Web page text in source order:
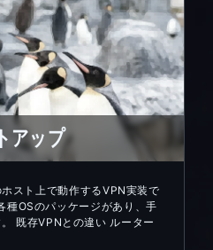
アップ
スト上で動作するVPN実装で
OSのパッケージがあり、手
既存VPNとの違い ルーター